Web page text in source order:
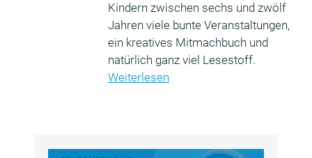
Kindern zwischen sechs und zwölf
Jahren viele bunte Veranstaltungen,
ein kreatives Mitmachbuch und
natürlich ganz viel Lesestoff.
Weiterlesen